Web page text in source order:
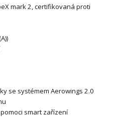
mark 2, certifikovaná proti
se systémem Aerowings 2.0
smart zařízení